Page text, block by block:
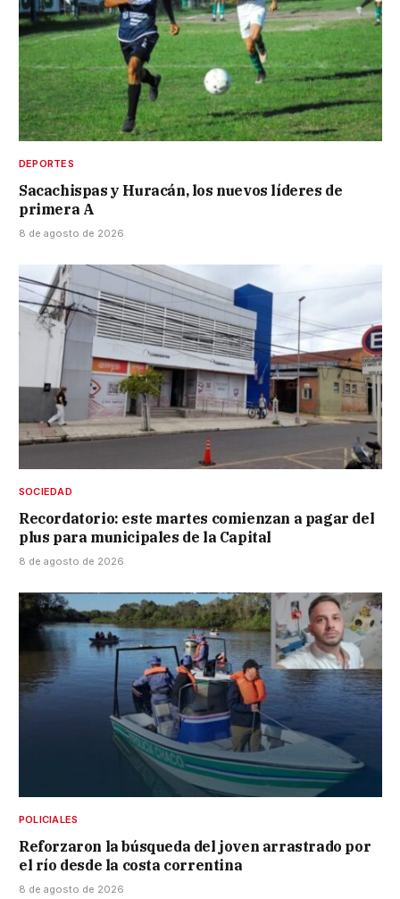
DEPORTES
Sacachispas y Huracán, los nuevos líderes de
primera A
8 de agosto de 2026
SOCIEDAD
Recordatorio: este martes comienzan a pagar del
plus para municipales de la Capital
8 de agosto de 2026
POLICIALES
Reforzaron la búsqueda del joven arrastrado por
el río desde la costa correntina
8 de agosto de 2026